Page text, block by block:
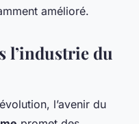
amélioré.
l’industrie du
l’avenir du